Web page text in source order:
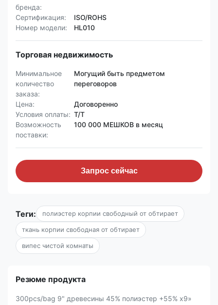
бренда:
Сертификация:
ISO/ROHS
Номер модели:
HL010
Торговая недвижимость
Минимальное
количество
заказа:
Могущий быть предметом
переговоров
Цена:
Договоренно
Условия оплаты: T/T
Возможность
поставки:
100 000 МЕШКОВ в месяц
Запрос сейчас
Теги: полиэстер корпии свободный от обтирает
ткань корпии свободная от обтирает
випес чистой комнаты
Резюме продукта
300pcs/bag 9" древесины 45% полиэстер +55% x9»